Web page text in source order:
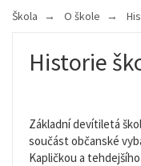
Škola O škole
Historie
Základní devítiletá
součást občanské
Kapličkou a